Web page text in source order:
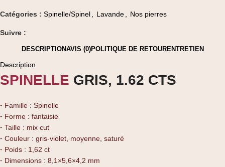
Catégories : Spinelle/Spinel, Lavande, Nos pierres
Suivre :
DESCRIPTIONAVIS (0)POLITIQUE DE RETOURENTRETIEN
Description
SPINELLE GRIS, 1.62 CTS
⁃ Famille : Spinelle
⁃ Forme : fantaisie
⁃ Taille : mix cut
⁃ Couleur : gris-violet, moyenne, saturé
⁃ Poids : 1,62 ct
⁃ Dimensions : 8,1×5,6×4,2 mm